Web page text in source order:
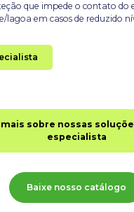
que impede o contato do
lagoa em casos de reduzido
sobre nossas
especialista
Baixe nosso catálogo